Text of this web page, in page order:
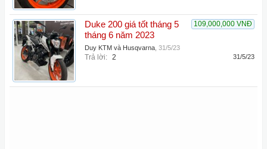
109,000,000 VNĐ
Duke 200 giá tốt tháng 5
tháng 6 năm 2023
Duy KTM và Husqvarna 31/5/23
Trả lời: 2 31/5/23